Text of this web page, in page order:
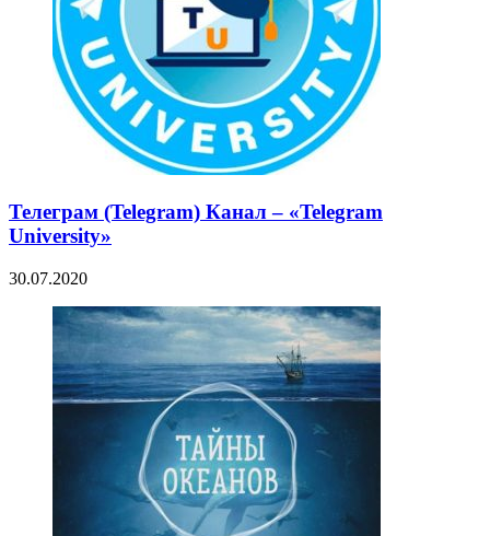
Телеграм (Telegram) Канал – «Telegram
University»
30.07.2020